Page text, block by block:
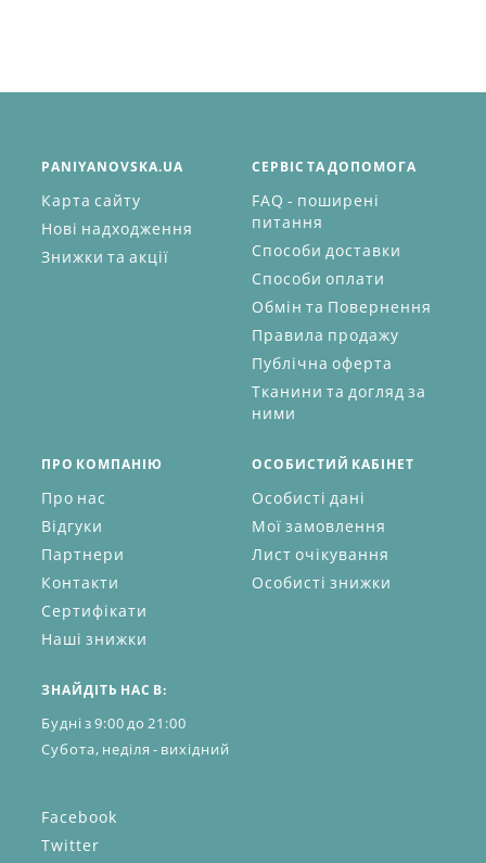
PANIYANOVSKA.UA
Карта сайту
Нові надходження
Знижки та акції
СЕРВІС ТА ДОПОМОГА
FAQ - поширені
питання
Способи доставки
Способи оплати
Обмін та Повернення
Правила продажу
Публічна оферта
Тканини та догляд за
ними
ПРО КОМПАНІЮ
Про нас
Відгуки
Партнери
Контакти
Сертифікати
Наші знижки
ОСОБИСТИЙ КАБІНЕТ
Особисті дані
Мої замовлення
Лист очікування
Особисті знижки
ЗНАЙДІТЬ НАС В:
Будні з 9:00 до 21:00
Субота, неділя - вихідний
Facebook
Twitter